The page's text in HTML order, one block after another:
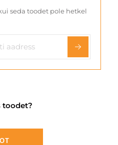
seda toodet pole hetkel
toodet?